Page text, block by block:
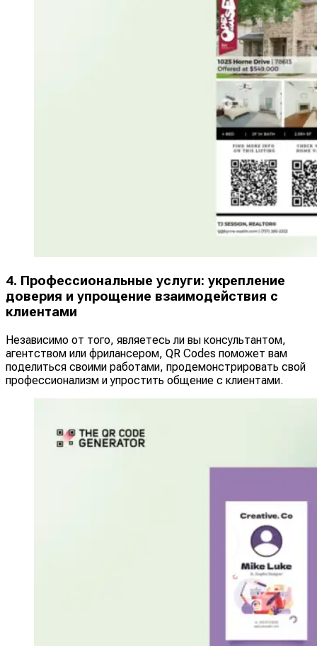
4. Профессиональные услуги: укрепление
доверия и упрощение взаимодействия с
клиентами
Независимо от того, являетесь ли вы консультантом,
агентством или фрилансером, QR Codes поможет вам
поделиться своими работами, продемонстрировать свой
профессионализм и упростить общение с клиентами.